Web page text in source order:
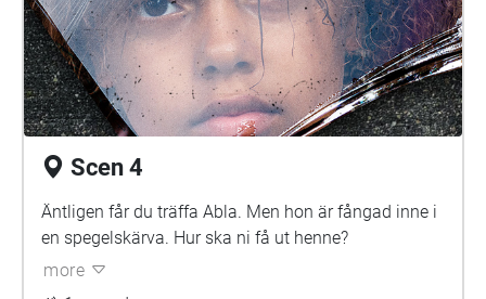
Scen 4
Äntligen får du träffa Abla. Men hon är fångad inne i
en spegelskärva. Hur ska ni få ut henne?
more